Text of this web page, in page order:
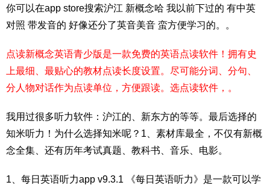
你可以在app store搜索沪江 新概念哈 我以前下过的 有中英
对照 带发音的 好像还分了英音美音 蛮方便学习的。。
点读新概念英语青少版是一款免费的英语点读软件！拥有史
上最细、最贴心的教材点读长度设置。尽可能分词、分句、
分人物对话作为点读单位，方便跟读。选点读软件，。
我用过很多听力软件：沪江的、新东方的等等。最后选择的
知米听力！为什么选择知米呢？1、素材库最全，不仅有新概
念全集、还有历年考试真题、教科书、音乐、电影。
1、每日英语听力app v9.3.1 《每日英语听力》是一款可以学